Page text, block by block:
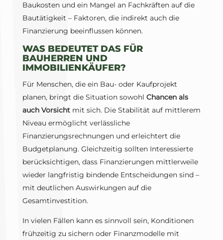
Baukosten und ein Mangel an Fachkräften auf die
Bautätigkeit – Faktoren, die indirekt auch die
Finanzierung beeinflussen können.
WAS BEDEUTET DAS FÜR
BAUHERREN UND
IMMOBILIENKÄUFER?
Für Menschen, die ein Bau- oder Kaufprojekt
planen, bringt die Situation sowohl Chancen als
auch Vorsichtmit sich. Die Stabilität auf mittlerem
Niveau ermöglicht verlässliche
Finanzierungsrechnungen und erleichtert die
Budgetplanung. Gleichzeitig sollten Interessierte
berücksichtigen, dass Finanzierungen mittlerweile
wieder langfristig bindende Entscheidungen sind –
mit deutlichen Auswirkungen auf die
Gesamtinvestition.
In vielen Fällen kann es sinnvoll sein, Konditionen
frühzeitig zu sichern oder Finanzmodelle mit